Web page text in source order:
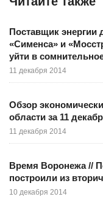
Поставщик энергии
«Сименса» и
уйти в
11 декабря 2014
Обзор
области за 11
11 декабря 2014
Время Воронежа //
построили из
10 декабря 2014